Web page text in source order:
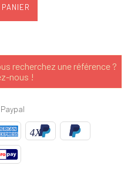
recherchez une référence ?
nous !